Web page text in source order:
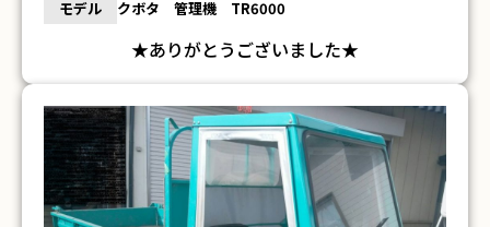
モデル クボタ 管理機 TR6000
★ありがとうございました★